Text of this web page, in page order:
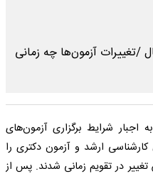
به اجبار شرایط برگزاری آزمون‌های
ارشد و آزمون دکتری را
در تقویم زمانی شدند. پس از